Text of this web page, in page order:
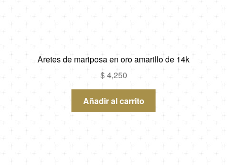
Aretes de mariposa en oro amarillo de 14k
$4,250
Añadir al carrito